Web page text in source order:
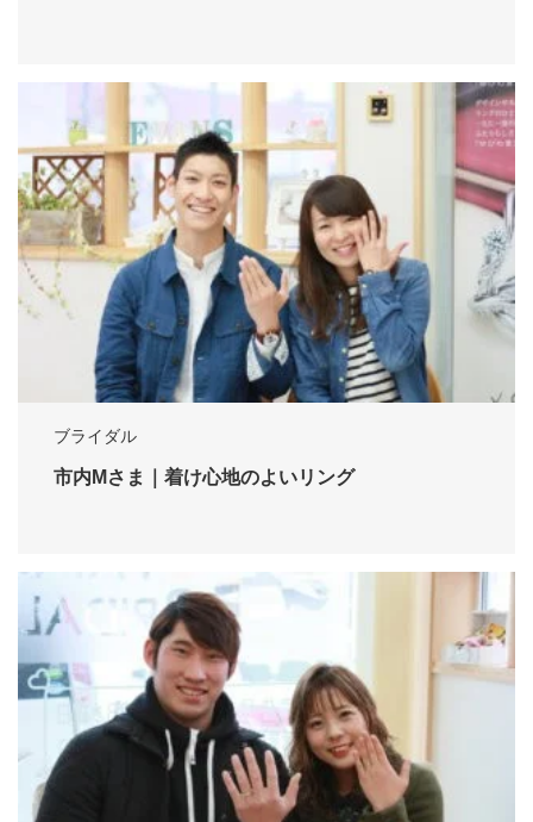
ブライダル
市内Mさま｜着け心地のよいリング